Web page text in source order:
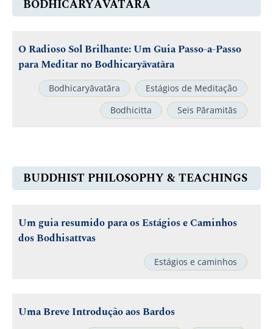
BODHICARYĀVATĀRA
O Radioso Sol Brilhante: Um Guia Passo-a-Passo
para Meditar no Bodhicaryāvatāra
Bodhicaryāvatāra
Estágios de Meditação
Bodhicitta
Seis Pāramitās
BUDDHIST PHILOSOPHY & TEACHINGS
Um guia resumido para os Estágios e Caminhos
dos Bodhisattvas
Estágios e caminhos
Uma Breve Introdução aos Bardos